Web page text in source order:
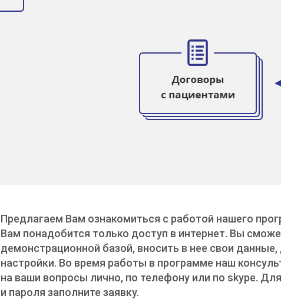
Предлагаем Вам ознакомиться с работой нашего
Вам понадобится только доступ в интернет. Вы
демонстрационной базой, вносить в нее свои
настройки. Во время работы в программе наш
на ваши вопросы лично, по телефону или по skype.
и пароля заполните заявку.